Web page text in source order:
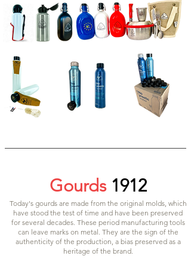
Gourds 1912
Today's gourds are made from the original molds, which
have stood the test of time and have been preserved
for several decades. These period manufacturing tools
can leave marks on metal. They are the sign of the
authenticity of the production, a bias preserved as a
heritage of the brand.